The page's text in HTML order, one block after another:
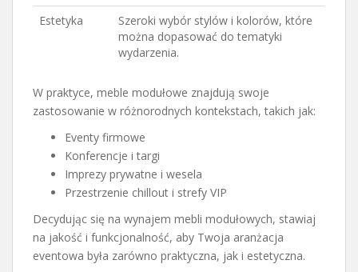
Estetyka
Szeroki wybór stylów i kolorów, które
można dopasować do tematyki
wydarzenia.
W praktyce, meble modułowe znajdują swoje
zastosowanie w różnorodnych kontekstach, takich jak:
Eventy firmowe
Konferencje i targi
Imprezy prywatne i wesela
Przestrzenie chillout i strefy VIP
Decydując się na wynajem mebli modułowych, stawiaj
na jakość i funkcjonalność, aby Twoja aranżacja
eventowa była zarówno praktyczna, jak i estetyczna.